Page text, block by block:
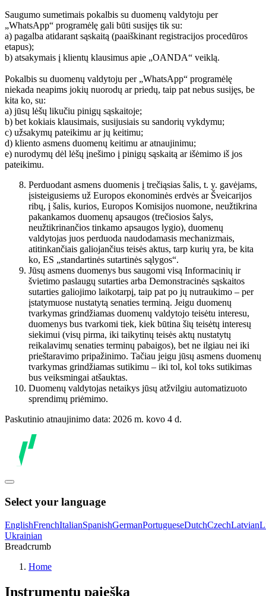
Saugumo sumetimais pokalbis su duomenų valdytoju per
„WhatsApp“ programėlę gali būti susijęs tik su:
a) pagalba atidarant sąskaitą (paaiškinant registracijos procedūros
etapus);
b) atsakymais į klientų klausimus apie „OANDA“ veiklą.
Pokalbis su duomenų valdytoju per „WhatsApp“ programėlę
niekada neapims jokių nuorodų ar priedų, taip pat nebus susijęs, be
kita ko, su:
a) jūsų lėšų likučiu pinigų sąskaitoje;
b) bet kokiais klausimais, susijusiais su sandorių vykdymu;
c) užsakymų pateikimu ar jų keitimu;
d) kliento asmens duomenų keitimu ar atnaujinimu;
e) nurodymų dėl lėšų įnešimo į pinigų sąskaitą ar išėmimo iš jos
pateikimu.
Perduodant asmens duomenis į trečiąsias šalis, t. y. gavėjams,
įsisteigusiems už Europos ekonominės erdvės ar Šveicarijos
ribų, į šalis, kurios, Europos Komisijos nuomone, neužtikrina
pakankamos duomenų apsaugos (trečiosios šalys,
neužtikrinančios tinkamo apsaugos lygio), duomenų
valdytojas juos perduoda naudodamasis mechanizmais,
atitinkančiais galiojančius teisės aktus, tarp kurių yra, be kita
ko, ES „standartinės sutartinės sąlygos“.
Jūsų asmens duomenys bus saugomi visą Informacinių ir
švietimo paslaugų sutarties arba Demonstracinės sąskaitos
sutarties galiojimo laikotarpį, taip pat po jų nutraukimo – per
įstatymuose nustatytą senaties terminą. Jeigu duomenų
tvarkymas grindžiamas duomenų valdytojo teisėtu interesu,
duomenys bus tvarkomi tiek, kiek būtina šių teisėtų interesų
siekimui (visų pirma, iki taikytinų teisės aktų nustatytų
reikalavimų senaties terminų pabaigos), bet ne ilgiau nei iki
prieštaravimo pripažinimo. Tačiau jeigu jūsų asmens duomenų
tvarkymas grindžiamas sutikimu – iki tol, kol toks sutikimas
bus veiksmingai atšauktas.
Duomenų valdytojas netaikys jūsų atžvilgiu automatizuoto
sprendimų priėmimo.
Paskutinio atnaujinimo data: 2026 m. kovo 4 d.
Select your language
EnglishFrenchItalianSpanishGermanPortugueseDutchCzechLatvian
Ukrainian
Breadcrumb
Home
Instrumentų paieška